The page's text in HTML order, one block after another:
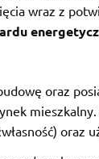
wraz z
oraz
oraz